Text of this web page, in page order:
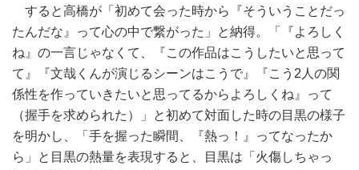
すると高橋が「初めて会った時から『そういうことだっ
たんだな』って心の中で繋がった」と納得。「『よろしく
ね』の一言じゃなくて、『この作品はこうしたいと思って
て』『文哉くんが演じるシーンはこうで』『こう2人の関
係性を作っていきたいと思ってるからよろしくね』って
（握手を求められた）」と初めて対面した時の目黒の様子
を明かし、「手を握った瞬間、『熱っ！』ってなったか
ら」と目黒の熱量を表現すると、目黒は「火傷しちゃっ